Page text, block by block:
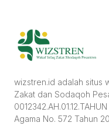
wizstren.id adalah situs
Zakat dan Sodaqoh
Agama No. 572 Tahun